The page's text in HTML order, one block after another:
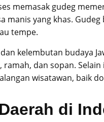
memasak gudeg
manis yang khas.
tempe.
kelembutan budaya
dan sopan.
wisatawan, baik
di